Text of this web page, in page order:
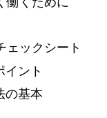
ェックシート
イント
の基本